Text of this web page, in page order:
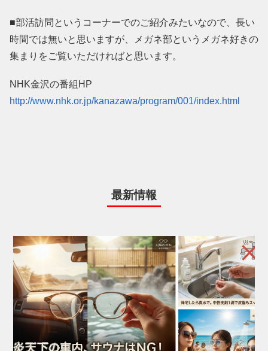
■部活訪問というコーナーでのご紹介みたいなので、長い
時間では無いと思いますが、メガネ部というメガネ好きの
集まりをご覧いただければと思います。
NHK金沢の番組HP
http://www.nhk.or.jp/kanazawa/program/001/index.html
最新情報